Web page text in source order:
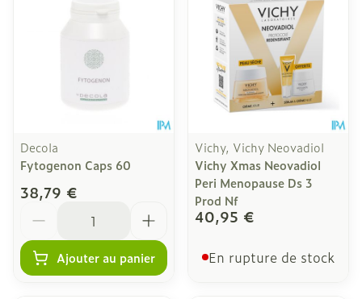
Decola
Fytogenon Caps 60
38,79 €
Ajouter au panier
Vichy, Vichy Neovadiol
Vichy Xmas Neovadiol
Peri Menopause Ds 3
Prod Nf
40,95 €
En rupture de stock